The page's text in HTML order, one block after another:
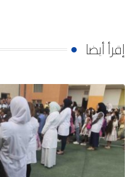
إقرأ أيضا